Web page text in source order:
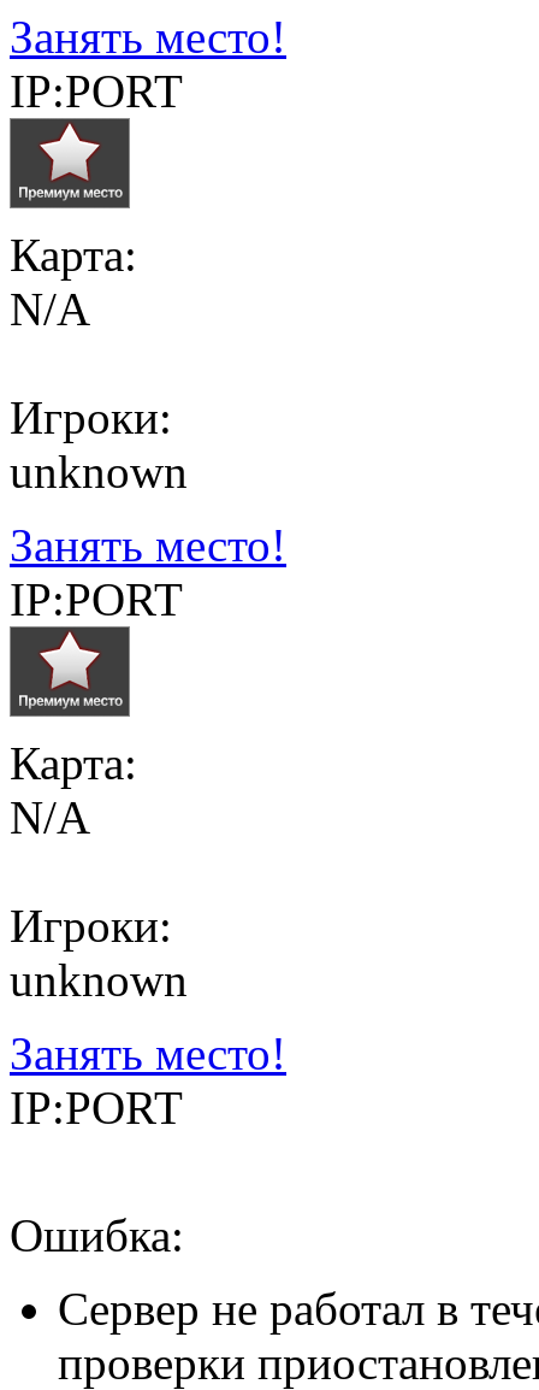
Занять место!
IP:PORT
Карта:
N/A
Игроки:
unknown
Занять место!
IP:PORT
Карта:
N/A
Игроки:
unknown
Занять место!
IP:PORT
Ошибка:
Сервер не работал в
проверки